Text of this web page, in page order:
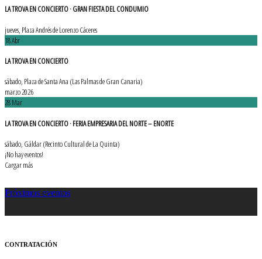
LA TROVA EN CONCIERTO · GRAN FIESTA DEL CONDUMIO
jueves, Plaza Andrés de Lorenzo Cáceres
18Abr
LA TROVA EN CONCIERTO
sábado, Plaza de Santa Ana (Las Palmas de Gran Canaria)
marzo 2026
28Mar
LA TROVA EN CONCIERTO · FERIA EMPRESARIA DEL NORTE – ENORTE
sábado, Gáldar (Recinto Cultural de La Quinta)
¡No hay eventos!
Cargar más
Próximos eventos
CONTRATACIÓN